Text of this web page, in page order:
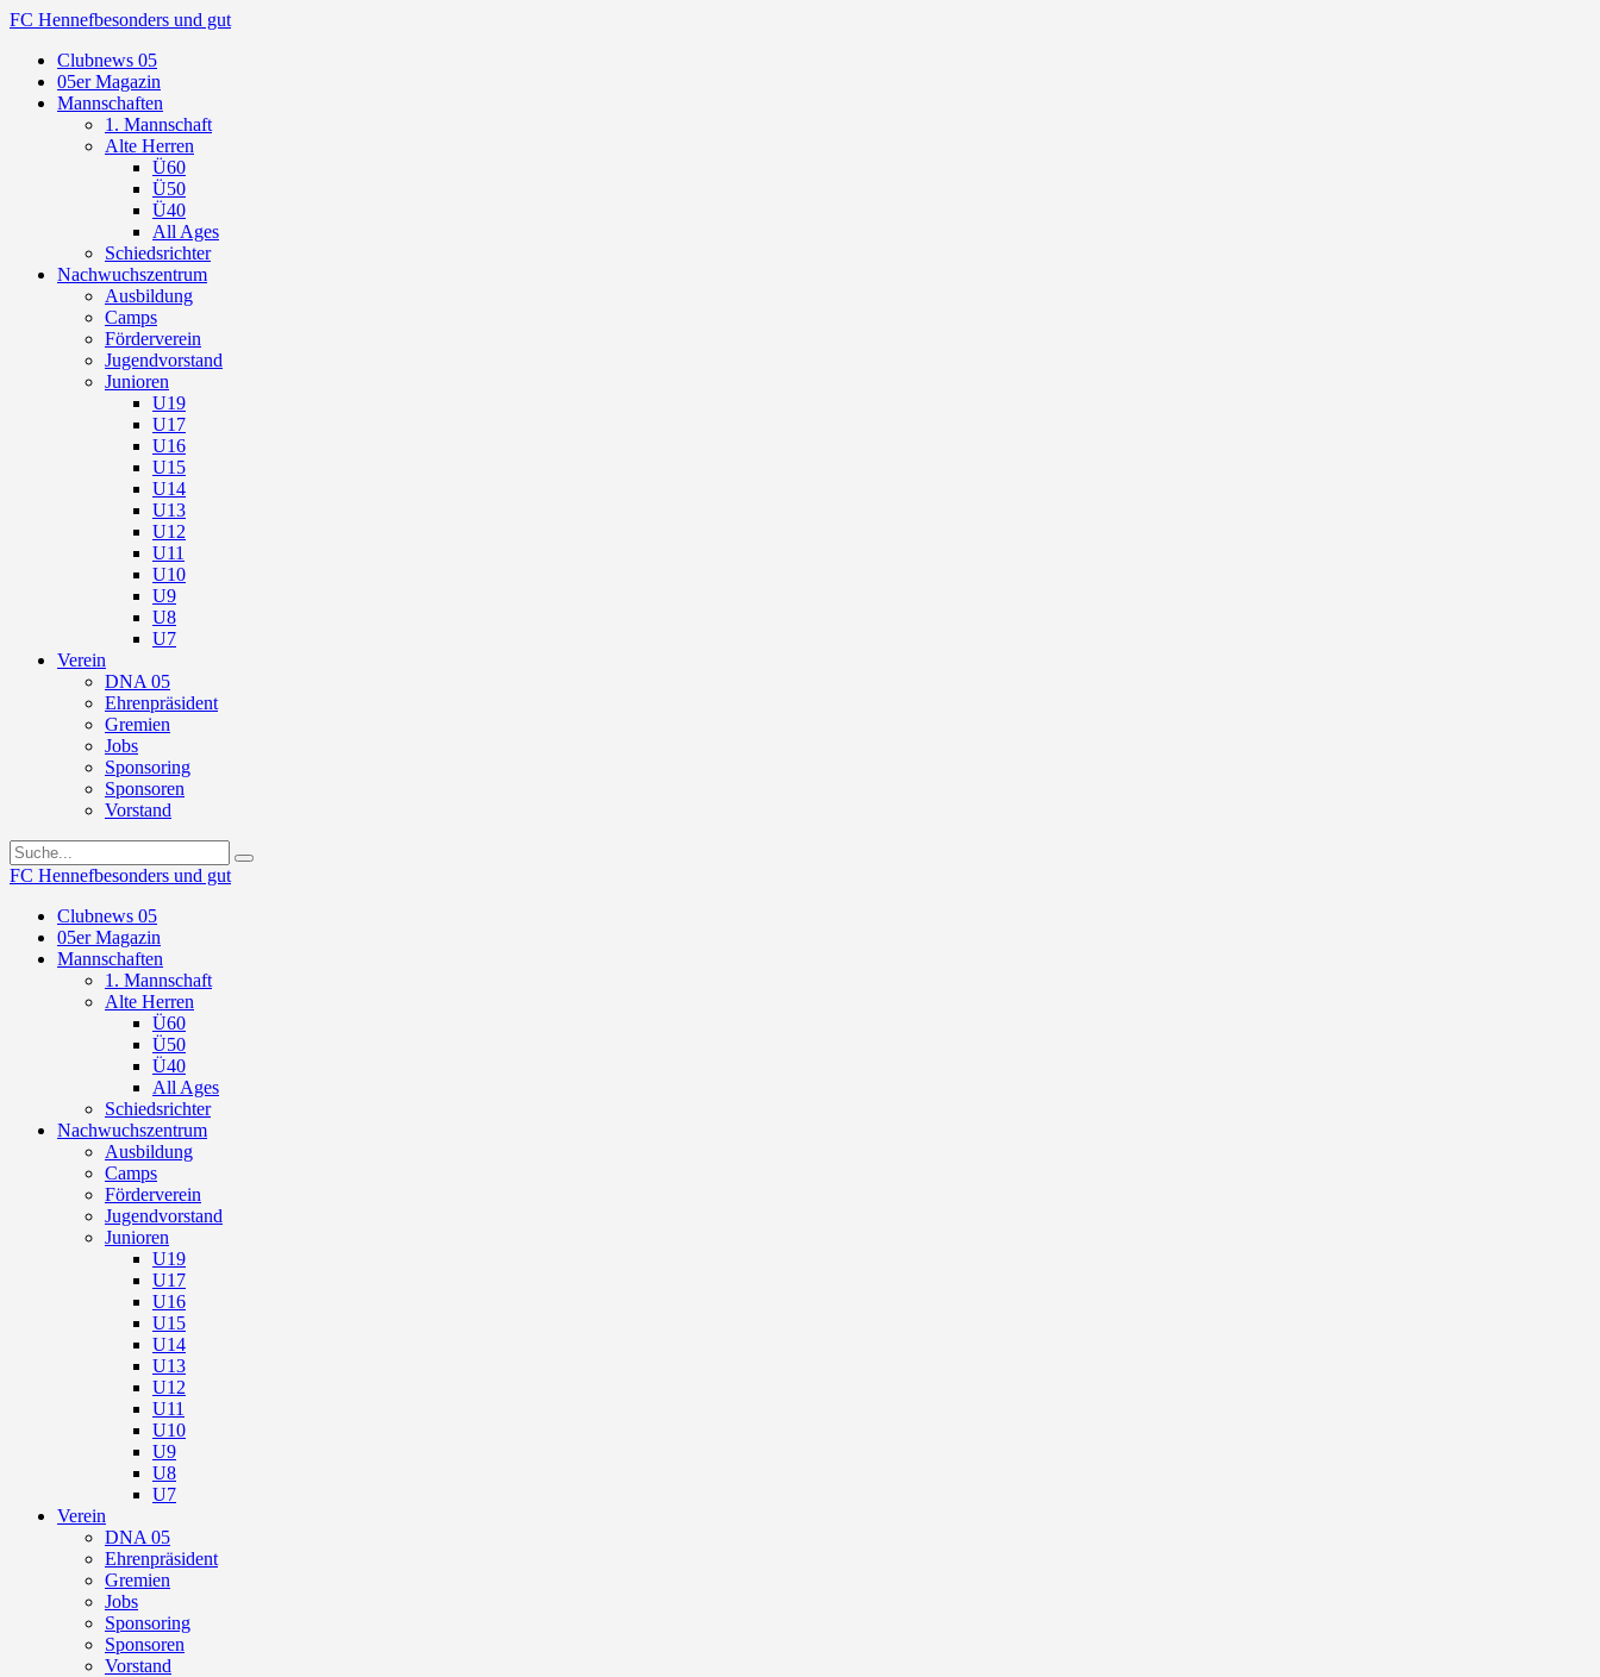
FC Hennefbesonders und gut
Clubnews 05
05er Magazin
Mannschaften
1. Mannschaft
Alte Herren
Ü60
Ü50
Ü40
All Ages
Schiedsrichter
Nachwuchszentrum
Ausbildung
Camps
Förderverein
Jugendvorstand
Junioren
U19
U17
U16
U15
U14
U13
U12
U11
U10
U9
U8
U7
Verein
DNA 05
Ehrenpräsident
Gremien
Jobs
Sponsoring
Sponsoren
Vorstand
FC Hennefbesonders und gut
Clubnews 05
05er Magazin
Mannschaften
1. Mannschaft
Alte Herren
Ü60
Ü50
Ü40
All Ages
Schiedsrichter
Nachwuchszentrum
Ausbildung
Camps
Förderverein
Jugendvorstand
Junioren
U19
U17
U16
U15
U14
U13
U12
U11
U10
U9
U8
U7
Verein
DNA 05
Ehrenpräsident
Gremien
Jobs
Sponsoring
Sponsoren
Vorstand